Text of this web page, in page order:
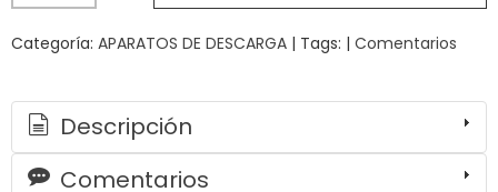
Categoría: APARATOS DE DESCARGA | Tags: | Comentarios
Descripción
Comentarios